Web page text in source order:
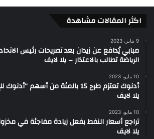
اكثر المقالات مشاهدة
9 يناير، 2023
مبابي يُدافع عن زيدان بعد تصريحات رئيس
الرياضة تطالب بالاعتذار – يلا لايف
10 مايو، 2023
أدنوك تعتزم طرح 15 بالمئة من أسهم
يلا لايف
10 مايو، 2023
تراجع أسعار النفط بفعل زيادة مفاجئة في
يلا لايف